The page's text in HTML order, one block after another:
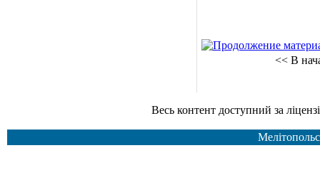
<< В
Весь контент доступний за ліцензією Creative